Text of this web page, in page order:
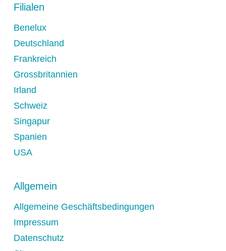
Filialen
Benelux
Deutschland
Frankreich
Grossbritannien
Irland
Schweiz
Singapur
Spanien
USA
Allgemein
Allgemeine Geschäftsbedingungen
Impressum
Datenschutz